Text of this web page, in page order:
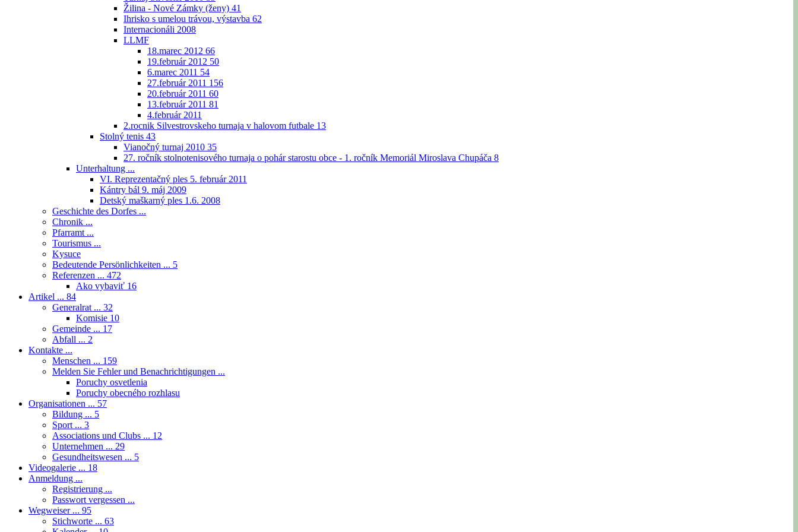
Žilina - Nové Zámky (ženy) 41
Ihrisko s umelou trávou, výstavba 62
Internacionáli 2008
LLMF
18.marec 2012 66
19.február 2012 50
6.marec 2011 54
27.február 2011 156
20.február 2011 60
13.február 2011 81
4.február 2011
2.rocnik Silvestrovskeho turnaja v halovom futbale 13
Stolný tenis 43
Vianočný turnaj 2010 35
27. ročník stolnotenisového turnaja o pohár starostu obce - 1. ročník Memoriál Miroslava Chupáča 8
Unterhaltung ...
VI. Reprezentačný ples 5. február 2011
Kántry bál 9. máj 2009
Detský maškarný ples 1.6. 2008
Geschichte des Dorfes ...
Chronik ...
Pfarramt ...
Tourismus ...
Kysuce
Bedeutende Persönlichkeiten ... 5
Referenzen ... 472
Ako vybaviť 16
Artikel ... 84
Generalrat ... 32
Komisie 10
Gemeinde ... 17
Abfall ... 2
Kontakte ...
Menschen ... 159
Melden Sie Fehler und Benachrichtigungen ...
Poruchy osvetlenia
Poruchy obecného rozhlasu
Organisationen ... 57
Bildung ... 5
Sport ... 3
Associations und Clubs ... 12
Unternehmen ... 29
Gesundheitswesen ... 5
Videogalerie ... 18
Anmeldung ...
Registrierung ...
Passwort vergessen ...
Wegweiser ... 95
Stichworte ... 63